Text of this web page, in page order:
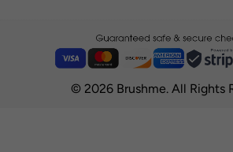
© 2026 Brushme. All Rights